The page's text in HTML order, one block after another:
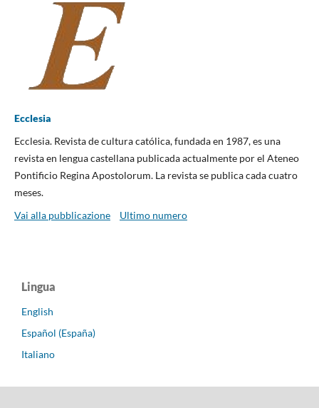
Ecclesia
Ecclesia. Revista de cultura católica, fundada en 1987, es una
revista en lengua castellana publicada actualmente por el Ateneo
Pontificio Regina Apostolorum. La revista se publica cada cuatro
meses.
Vai alla pubblicazione
Ultimo numero
Lingua
English
Español (España)
Italiano